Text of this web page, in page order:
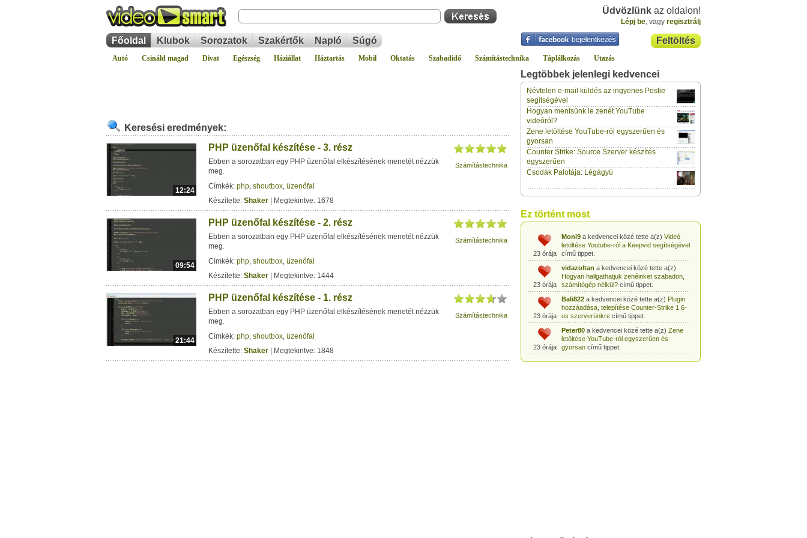
Üdvözlünk az oldalon!
Lépj be, vagy regisztrálj
Feltöltés
Főoldal Klubok Sorozatok Szakértők Napló Súgó
Autó Csináld magad Divat Egészség Háziállat Háztartás Mobil Oktatás Szabadidő Számítástechnika Táplálkozás Utazás
Keresési eredmények:
12:24
PHP üzenőfal készítése - 3. rész
Ebben a sorozatban egy PHP üzenőfal elkészítésének menetét nézzük
meg.
Címkék: php, shoutbox, üzenőfal
Készítette: Shaker | Megtekintve: 1678
Számítástechnika
09:54
PHP üzenőfal készítése - 2. rész
Ebben a sorozatban egy PHP üzenőfal elkészítésének menetét nézzük
meg.
Címkék: php, shoutbox, üzenőfal
Készítette: Shaker | Megtekintve: 1444
Számítástechnika
21:44
PHP üzenőfal készítése - 1. rész
Ebben a sorozatban egy PHP üzenőfal elkészítésének menetét nézzük
meg.
Címkék: php, shoutbox, üzenőfal
Készítette: Shaker | Megtekintve: 1848
Számítástechnika
Legtöbbek jelenlegi kedvencei
Névtelen e-mail küldés az ingyenes Postie
segítségével
Hogyan mentsünk le zenét YouTube
videóról?
Zene letöltése YouTube-ról egyszerűen és
gyorsan
Counter Strike: Source Szerver készítés
egyszerűen
Csodák Palotája: Légágyú
Ez történt most
23 órája
gabor733a kedvencei közé tette a(z)
Leopárdgekkó-etetés egyszerű csipesszel
című tippet.
23 órája
gabor733a kedvencei közé tette a(z)
című tippet.
23 órája
Hogyan készítsünk fűszeres-paradicsomos
pennét?
23 órája
gabor733a kedvencei közé tette a(z)
hónapos kortólcímű tippet.
23 órája
Babakonyha - Alma-banán püré készítése
egyszerűencímű tippet.
23 órája
Moni9a kedvencei közé tette a(z) Videó
letöltése Youtube-ról a Keepvid segítségével
című tippet.
23 órája
vidazoltan a kedvencei közé tette a(z)
Hogyan hallgathatjuk zenéinket szabadon,
számítógép nélkül?című tippet.
23 órája
Bali822a kedvencei közé tette a(z) Plugin
hozzáadása, telepítése Counter-Strike 1.6-
os szerverünkrecímű tippet.
23 órája
Peter80a kedvencei közé tette a(z) Zene
letöltése YouTube-ról egyszerűen és
gyorsancímű tippet.
Heni77a kedvencei közé tette a(z)Counter